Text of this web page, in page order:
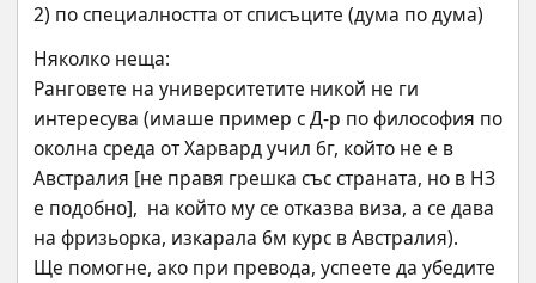
2) по специалността от списъците (дума по дума)
Няколко неща:
Ранговете на университетите никой не ги
интересува (имаше пример с Д-р по философия по
околна среда от Харвард учил 6г, който не е в
Австралия [не правя грешка със страната, но в НЗ
е подобно],  на който му се отказва виза, а се дава
на фризьорка, изкарала 6м курс в Австралия).
Ще помогне, ако при превода, успеете да убедите